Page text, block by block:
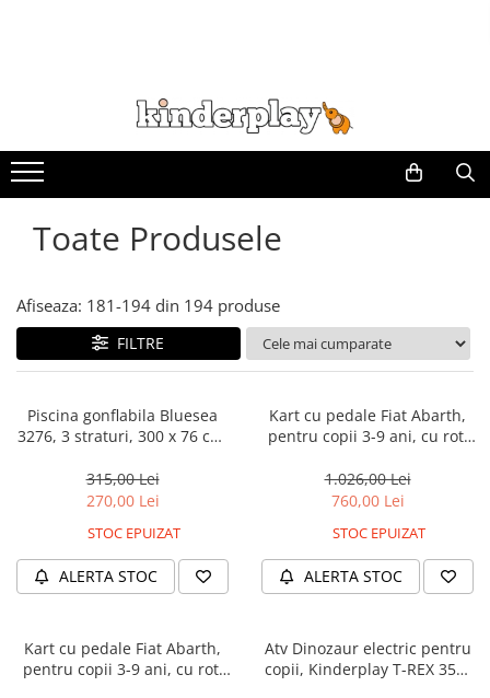
Toate Produsele
Afiseaza: 181-194 din 194 produse
FILTRE
Piscina gonflabila Bluesea
3276, 3 straturi, 300 x 76 cm,
315,00 Lei
270,00 Lei
STOC EPUIZAT
ALERTA STOC
Kart cu pedale Fiat Abarth,
pentru copii 3-9 ani, cu roti
negru
1.026,00 Lei
760,00 Lei
STOC EPUIZAT
ALERTA STOC
Kart cu pedale Fiat Abarth,
pentru copii 3-9 ani, cu roti
Atv Dinozaur electric pentru
copii, Kinderplay T-REX 35W